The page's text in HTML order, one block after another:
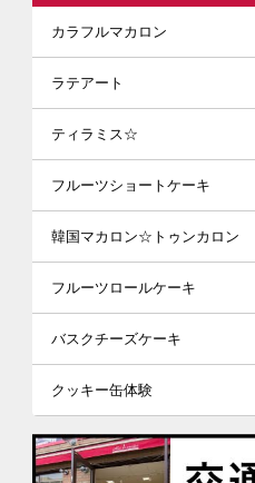
カラフルマカロン
ラテアート
ティラミス☆
フルーツショートケーキ
韓国マカロン☆トゥンカロン
フルーツロールケーキ
バスクチーズケーキ
クッキー缶体験